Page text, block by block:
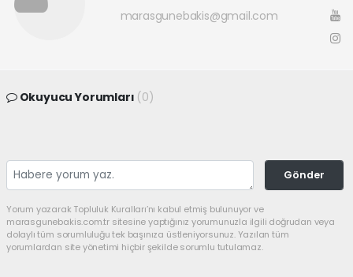
marasgunebakis@gmail.com
Okuyucu Yorumları (0)
Gönder
Yorum yazarak Topluluk Kuralları’nı kabul etmiş bulunuyor ve
marasgunebakis.com.tr sitesine yaptığınız yorumunuzla ilgili doğrudan veya
dolaylı tüm sorumluluğu tek başınıza üstleniyorsunuz. Yazılan tüm
yorumlardan site yönetimi hiçbir şekilde sorumlu tutulamaz.